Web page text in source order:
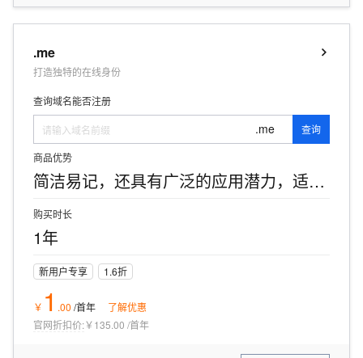
.me
打造独特的在线身份
查询域名能否注册
.me 查询
商品优势
简洁易记，还具有广泛的应用潜力，适合个人品牌、创业项目以及创意内容的展示。
购买时长
1年
新用户专享 1.6折
￥ 1 .00 /首年
了解优惠
官网折扣价:￥135.00 /首年